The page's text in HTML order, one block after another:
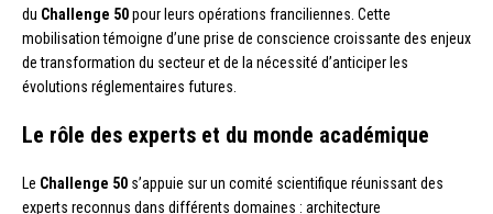
du Challenge 50pour leurs opérations franciliennes. Cette
mobilisation témoigne d’une prise de conscience croissante des enjeux
de transformation du secteur et de la nécessité d’anticiper les
évolutions réglementaires futures.
Le rôle des experts et du monde académique
Le Challenge 50 s’appuie sur un comité scientifique réunissant des
experts reconnus dans différents domaines : architecture